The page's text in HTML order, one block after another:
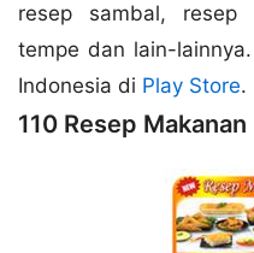
resep sambal, resep
tempe dan lain-
Indonesia di Play Store.
110 Resep Makanan